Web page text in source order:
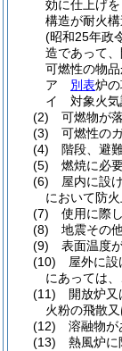
効に仕上げ
構造が耐火構
(昭和25年政
造であって
可燃性の物
ア
別表炉
イ
対象火
(2)
可燃物が
(3)
可燃性の
(4)
階段、避
(5)
燃焼に必
(6)
屋内に設
において防
(7)
使用に際
(8)
地震その
(9)
表面温度
(10)
屋外に設
にあっては、
(11)
開放炉
火粉の飛散
(12)
溶融物が
(13)
熱風炉に